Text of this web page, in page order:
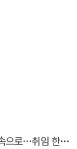
'백팩맨' 추경호, 권위 내려놓고 시민속으로…취임 한 달 '현장' 행보 눈길